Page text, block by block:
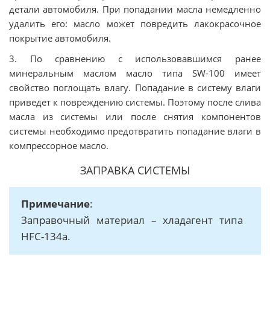
детали автомобиля. При попадании масла немедленно
удалить его: масло может повредить лакокрасочное
покрытие автомобиля.
3. По сравнению с использовавшимся ранее
минеральным маслом масло типа SW-100 имеет
свойство поглощать влагу. Попадание в систему влаги
приведет к повреждению системы. Поэтому после слива
масла из системы или после снятия компонентов
системы необходимо предотвратить попадание влаги в
компрессорное масло.
ЗАПРАВКА СИСТЕМЫ
Примечание:
Заправочный материал – хладагент типа
HFC-134a.